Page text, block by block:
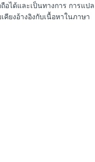
ได้และเป็นทางการ การแปล
ยงอ้างอิงกับเนื้อหาในภาษา